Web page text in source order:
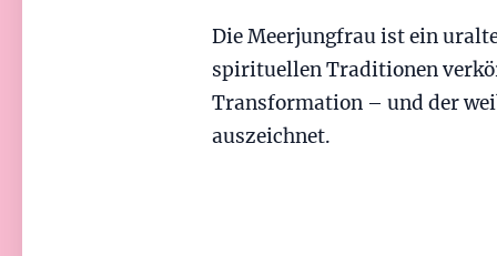
Die Meerjungfrau ist ein
spirituellen Traditionen
Transformation – und der
auszeichnet.